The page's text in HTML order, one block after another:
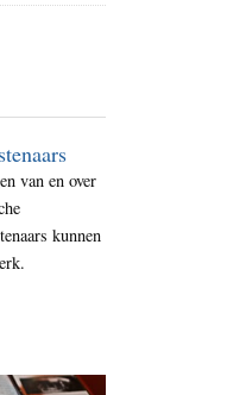
van en over
kunnen